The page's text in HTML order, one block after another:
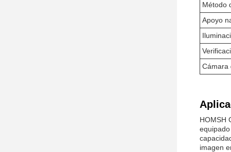
Método
Apoyo
Cámara
HOMSH
imagen